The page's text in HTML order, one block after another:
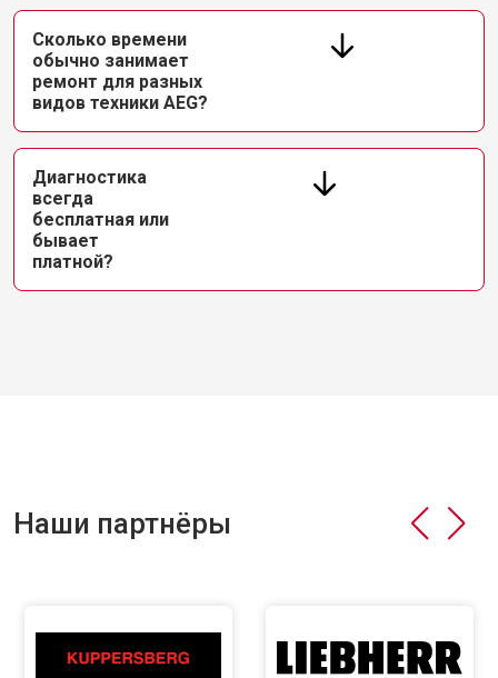
Сколько времени
обычно занимает
ремонт для разных
видов техники AEG?
Диагностика
всегда
бесплатная или
бывает
платной?
Наши партнёры